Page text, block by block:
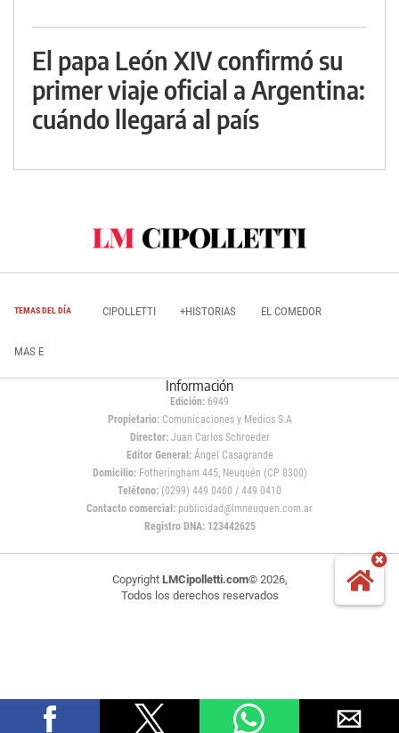
El papa León XIV confirmó su
primer viaje oficial a Argentina:
cuándo llegará al país
TEMAS DEL DÍA CIPOLLETTI +HISTORIAS EL COMEDOR
MAS E
Información
Edición: 6949
Propietario:Comunicaciones y Medios S.A
Director: Juan Carlos Schroeder
Editor General:Ángel Casagrande
Domicilio:Fotheringham 445, Neuquén (CP 8300)
Teléfono: (0299) 449 0400 / 449 0410
Contacto comercial: publicidad@lmneuquen.com.ar
Registro DNA: 123442625
Copyright LMCipolletti.com© 2026,
Todos los derechos reservados